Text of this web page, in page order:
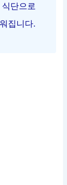
단으로
집니다.